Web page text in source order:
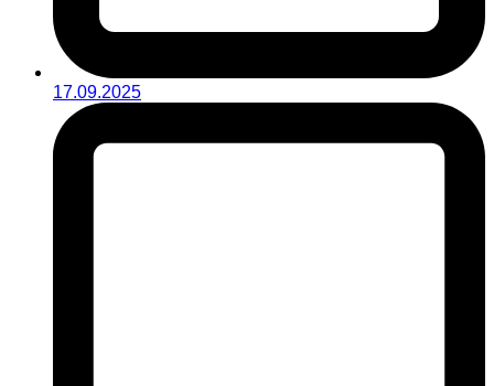
17.09.2025